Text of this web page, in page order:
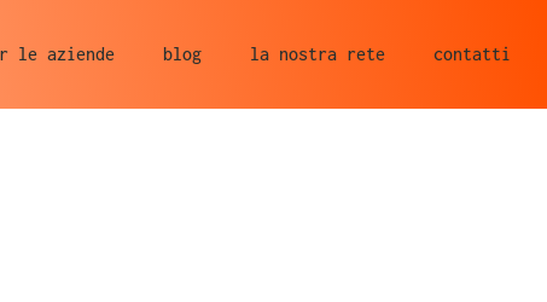
le aziende blog la nostra rete contatti